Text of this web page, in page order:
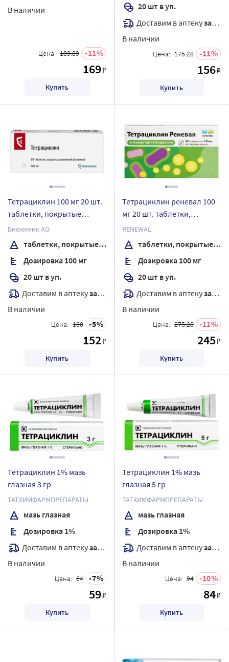
В наличии
Цена: 189.89 11
169₽
Купить
20 шт в уп.
Доставим в аптекузавтра
В наличии
Цена: 175.28 11
156₽
Купить
Тетрациклин 100 мг 20 шт.
таблетки, покрытые
пленочной оболочкой
Биохимик АО
таблетки, покрытые пленочной оболочкой
Дозировка 100 мг
20 шт в уп.
Доставим в аптекузавтра
В наличии
Цена: 160 5
152₽
Купить
Тетрациклин реневал 100
мг 20 шт. таблетки,
покрытые пленочной
оболочкой
RENEWAL
таблетки, покрытые пленочной оболочкой
Дозировка 100 мг
20 шт в уп.
Доставим в аптекузавтра
В наличии
Цена: 275.28 11
245₽
Купить
Тетрациклин 1% мазь
глазная 3 гр
ТАТХИМФАРМПРЕПАРАТЫ
мазь глазная
Дозировка 1%
Доставим в аптекузавтра
В наличии
Цена: 64 7
59₽
Купить
Тетрациклин 1% мазь
глазная 5 гр
ТАТХИМФАРМПРЕПАРАТЫ
мазь глазная
Дозировка 1%
Доставим в аптекузавтра
В наличии
Цена: 94 10
84₽
Купить